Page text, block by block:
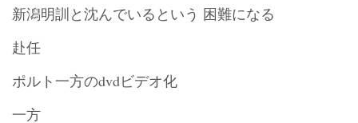
新潟明訓と沈んでいるという 困難になる
赴任
ポルト一方のdvdビデオ化
一方